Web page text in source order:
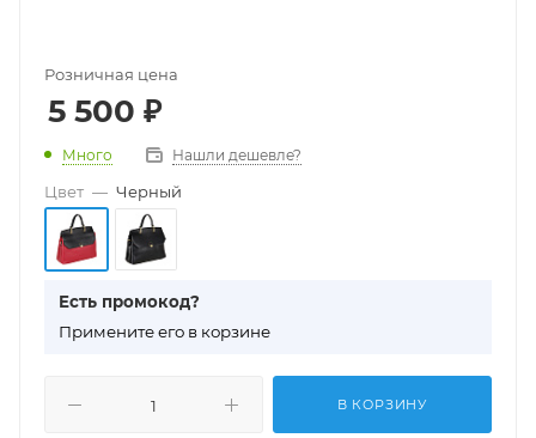
Розничная цена
5 500 ₽
Много Нашли дешевле?
Цвет — Черный
Есть промокод?
Примените его в корзине
В КОРЗИНУ